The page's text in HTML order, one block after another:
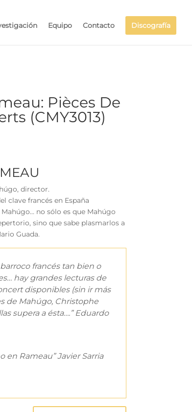
Equipo Contacto Discografía
Pièces De
(CMY3013)
director.
clave francés en España
no sólo es que Mahúgo
sino que sabe plasmarlos a
Guada.
francés tan bien o
hay grandes lecturas de
disponibles (sin ir más
de Mahúgo, Christophe
supera a ésta….” Eduardo
en Rameau” Javier Sarria